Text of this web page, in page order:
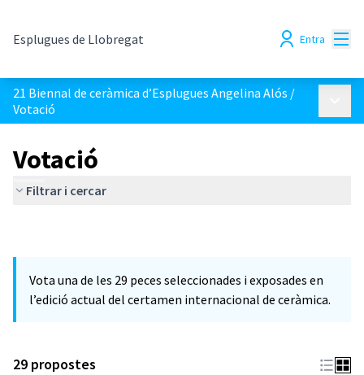
Esplugues de Llobregat Entra
21 Biennal de ceràmica d’Esplugues Angelina Alós /
Votació
Votació
Filtrar i cercar
Vota una de les 29 peces seleccionades i exposades en
l’edició actual del certamen internacional de ceràmica.
29 propostes